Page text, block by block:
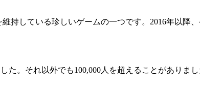
持している珍しいゲームの一つです。2016年以降
た。それ以外でも100,000人を超えることがありま